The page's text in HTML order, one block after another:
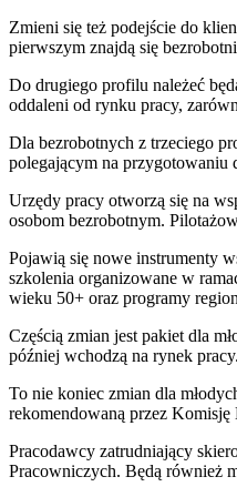
Zmieni się też podejście do
pierwszym znajdą się
Do drugiego profilu należeć
oddaleni od rynku pracy,
Dla bezrobotnych z trzeciego
polegającym na przygotowaniu
Urzędy pracy otworzą się na
osobom bezrobotnym.
Pojawią się nowe instrumenty
szkolenia organizowane w
wieku 50+ oraz programy
Częścią zmian jest pakiet dla
później wchodzą na rynek
To nie koniec zmian dla
rekomendowaną przez
Pracodawcy zatrudniający
Pracowniczych. Będą również